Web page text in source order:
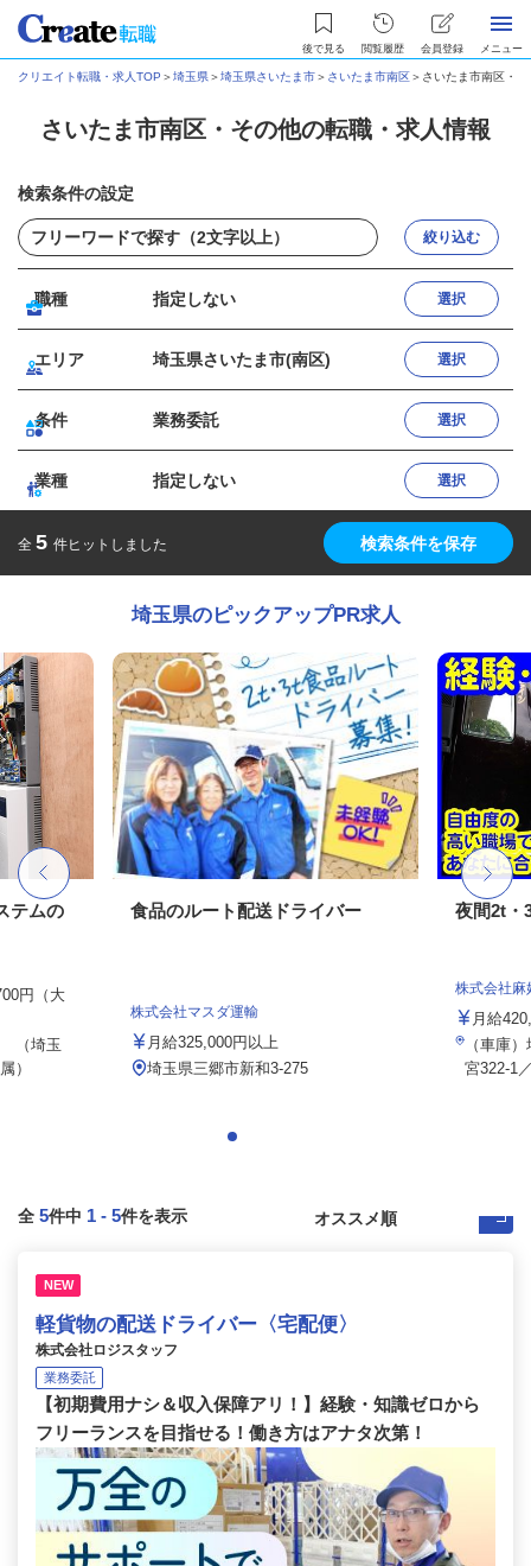
後で見る 閲覧履歴 会員登録 メニュー
クリエイト転職・求人TOP ＞埼玉県＞埼玉県さいたま市＞ さいたま市南区＞ さいたま市南区・
さいたま市南区・その他の転職・求人情報
検索条件の設定
絞り込む
職種 指定しない 選択
エリア 埼玉県さいたま市(南区) 選択
条件 業務委託 選択
業種 指定しない 選択
全 5 件ヒットしました 検索条件を保存
埼玉県のピックアップPR求人
テムの
円（大
（埼玉
）
食品のルート配送ドライバー
株式会社マスダ運輸
月給325,000円以上
埼玉県三郷市新和3-275
夜間2t・
株式会社麻
月給
（車庫）
宮322-1
全 5件中 1 - 5件を表示
NEW
軽貨物の配送ドライバー〈宅配便〉
株式会社ロジスタッフ
業務委託
【初期費用ナシ＆収入保障アリ！】経験・知識ゼロから
フリーランスを目指せる！働き方はアナタ次第！